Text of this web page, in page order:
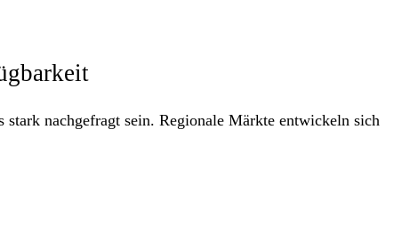
nachgefragt sein. Regionale Märkte entwickeln sich